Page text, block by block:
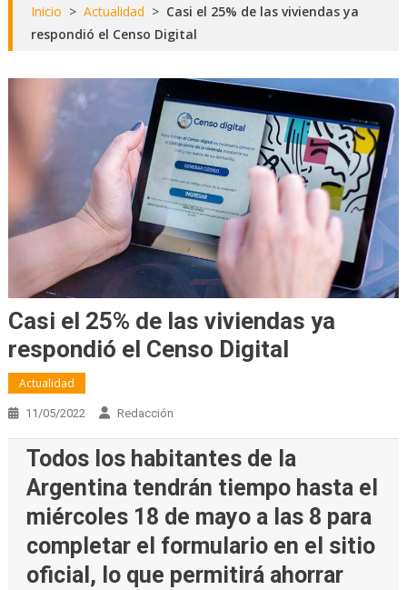
Inicio > Actualidad > Casi el 25% de las viviendas ya
respondió el Censo Digital
Casi el 25% de las viviendas ya
respondió el Censo Digital
Actualidad
11/05/2022 Redacción
Todos los habitantes de la
Argentina tendrán tiempo hasta el
miércoles 18 de mayo a las 8 para
completar el formulario en el sitio
oficial, lo que permitirá ahorrar